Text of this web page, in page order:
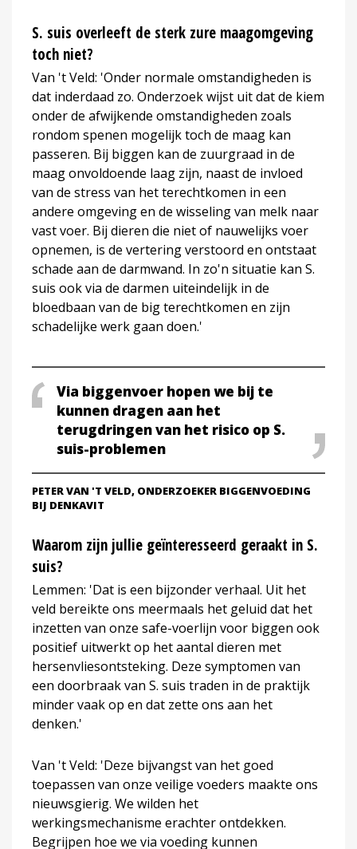
S. suis overleeft de sterk zure maagomgeving
toch niet?
Van 't Veld: 'Onder normale omstandigheden is
dat inderdaad zo. Onderzoek wijst uit dat de kiem
onder de afwijkende omstandigheden zoals
rondom spenen mogelijk toch de maag kan
passeren. Bij biggen kan de zuurgraad in de
maag onvoldoende laag zijn, naast de invloed
van de stress van het terechtkomen in een
andere omgeving en de wisseling van melk naar
vast voer. Bij dieren die niet of nauwelijks voer
opnemen, is de vertering verstoord en ontstaat
schade aan de darmwand. In zo'n situatie kan S.
suis ook via de darmen uiteindelijk in de
bloedbaan van de big terechtkomen en zijn
schadelijke werk gaan doen.'
Via biggenvoer hopen we bij te
kunnen dragen aan het
terugdringen van het risico op S.
suis-problemen
PETER VAN 'T VELD, ONDERZOEKER BIGGENVOEDING
BIJ DENKAVIT
Waarom zijn jullie geïnteresseerd geraakt in S.
suis?
Lemmen: 'Dat is een bijzonder verhaal. Uit het
veld bereikte ons meermaals het geluid dat het
inzetten van onze safe-voerlijn voor biggen ook
positief uitwerkt op het aantal dieren met
hersenvliesontsteking. Deze symptomen van
een doorbraak van S. suis traden in de praktijk
minder vaak op en dat zette ons aan het
denken.'
Van 't Veld: 'Deze bijvangst van het goed
toepassen van onze veilige voeders maakte ons
nieuwsgierig. We wilden het
werkingsmechanisme erachter ontdekken.
Begrijpen hoe we via voeding kunnen